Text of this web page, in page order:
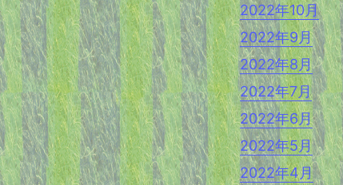
2022年10月
2022年9月
2022年8月
2022年7月
2022年6月
2022年5月
2022年4月